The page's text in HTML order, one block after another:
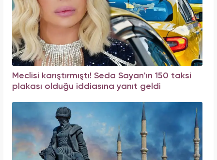
Meclisi karıştırmıştı! Seda Sayan'ın 150 taksi
plakası olduğu iddiasına yanıt geldi